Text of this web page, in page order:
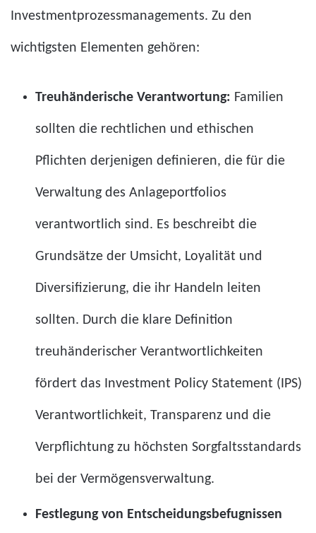
Investmentprozessmanagements. Zu den
wichtigsten Elementen gehören:
Treuhänderische Verantwortung: Familien
sollten die rechtlichen und ethischen
Pflichten derjenigen definieren, die für die
Verwaltung des Anlageportfolios
verantwortlich sind. Es beschreibt die
Grundsätze der Umsicht, Loyalität und
Diversifizierung, die ihr Handeln leiten
sollten. Durch die klare Definition
treuhänderischer Verantwortlichkeiten
fördert das Investment Policy Statement (IPS)
Verantwortlichkeit, Transparenz und die
Verpflichtung zu höchsten Sorgfaltsstandards
bei der Vermögensverwaltung.
Festlegung von Entscheidungsbefugnissen